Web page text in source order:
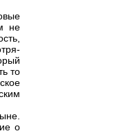
не
то
о